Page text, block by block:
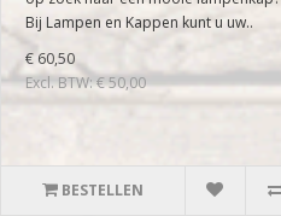
Bij Lampen en Kappen kunt u uw..
€ 60,50
Excl. BTW: € 50,00
BESTELLEN